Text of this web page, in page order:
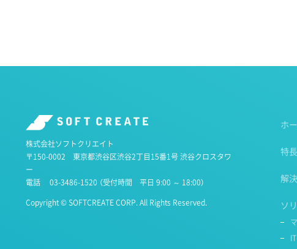
株式会社ソフトクリエイト
〒150-0002 東京都渋谷区渋谷2丁目15番1号 渋谷クロスタワ
ー
電話 03-3486-1520 （受付時間 平日 9:00 ～ 18:00）
Copyright © SOFTCREATE CORP. All Rights Reserved.
ホ
特長
解
ソ